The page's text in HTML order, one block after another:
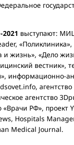
выступают:
и жизнь», «Дело
вестник»,
информационно-
агентство
РФ», проект
Hospitals
Medical Journal.